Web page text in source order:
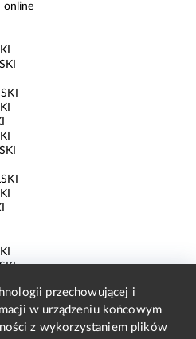
online
przechowującej i
w urządzeniu końcowym
z wykorzystaniem plików